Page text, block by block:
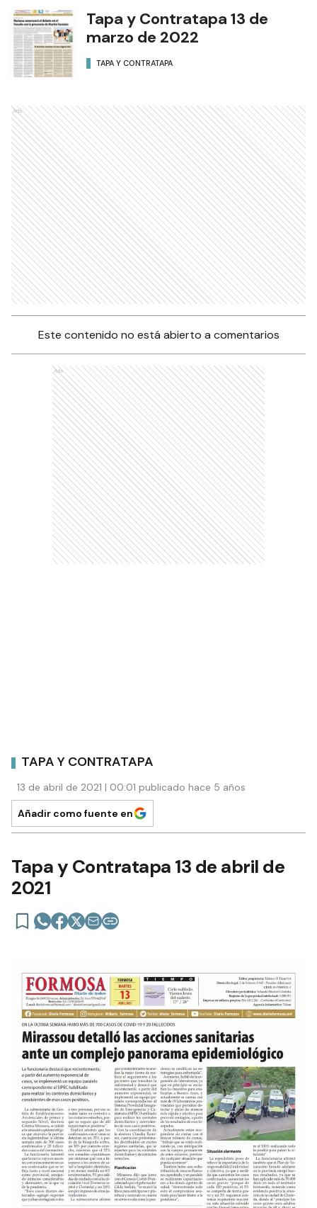
Tapa y Contratapa 13 de
marzo de 2022
TAPA Y CONTRATAPA
Ads
Este contenido no está abierto a comentarios
Ads
TAPA Y CONTRATAPA
13 de abril de 2021 | 00:01 publicado hace 5 años
Añadir como fuente en
Tapa y Contratapa 13 de abril de
2021